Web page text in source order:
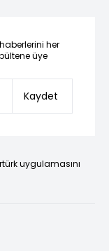
her
üye
Kaydet
uygulamasını